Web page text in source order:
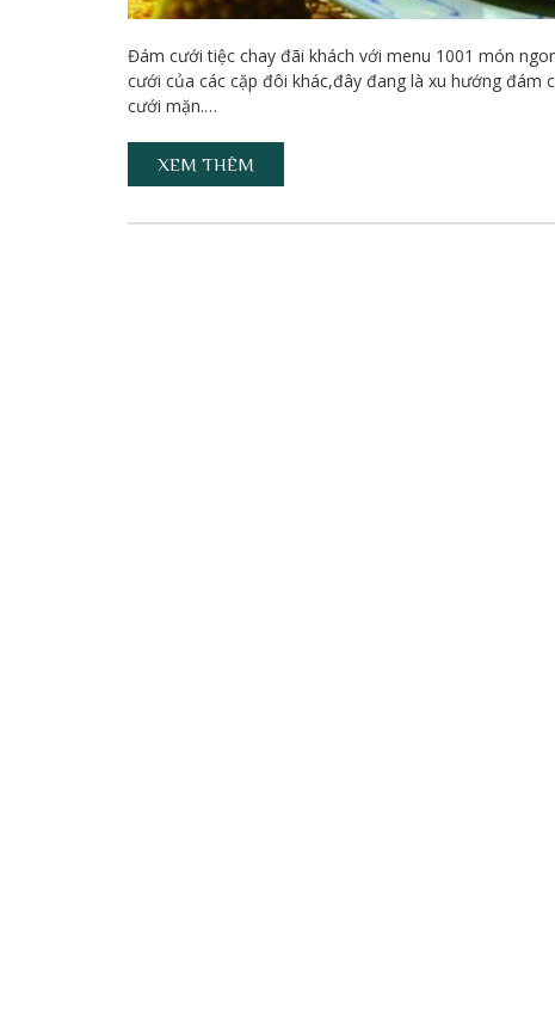
Đám cưới tiệc chay đãi khách với menu 1001 món
cưới của các cặp đôi khác,đây đang là xu hướng đám
cưới mặn.…
XEM THÊM